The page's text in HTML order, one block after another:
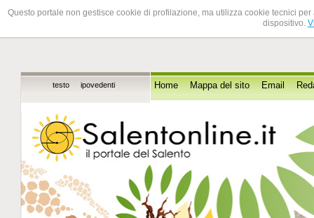
Questo portale non gestisce cookie di profilazione, ma utilizza cookie tecnici
dispositivo.
testo ipovedenti Home Mappa del sito Email